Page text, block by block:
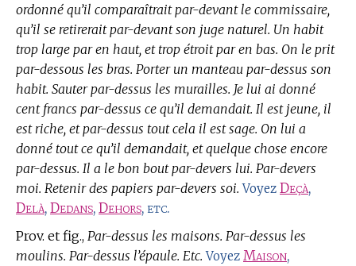
ordonné qu’il comparaîtrait par-devant le commissaire,
qu’il se retirerait par-devant son juge naturel. Un habit
trop large par en haut, et trop étroit par en bas. On le prit
par-dessous les bras. Porter un manteau par-dessus son
habit. Sauter par-dessus les murailles. Je lui ai donné
cent francs par-dessus ce qu’il demandait. Il est jeune, il
est riche, et par-dessus tout cela il est sage. On lui a
donné tout ce qu’il demandait, et quelque chose encore
par-dessus. Il a le bon bout par-devers lui. Par-devers
moi. Retenir des papiers par-devers soi. Voyez Deçà,
Delà,Dedans,Dehors, etc.
Prov. et fig., Par-dessus les maisons. Par-dessus les
moulins. Par-dessus l’épaule. Etc. Voyez Maison,